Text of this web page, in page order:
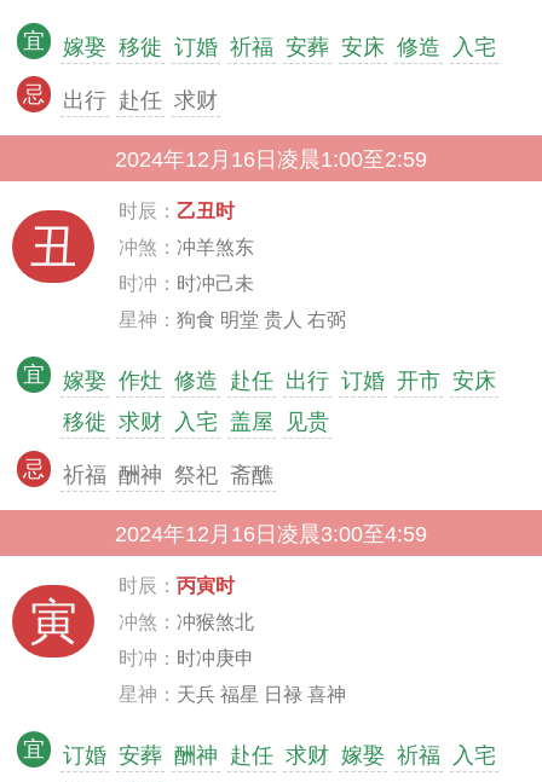
宜 嫁娶 移徙 订婚 祈福 安葬 安床 修造 入宅
忌 出行 赴任 求财
2024年12月16日凌晨1:00至2:59
丑
时辰： 乙丑时
冲煞： 冲羊煞东
时冲： 时冲己未
星神： 狗食 明堂 贵人 右弼
宜 嫁娶 作灶 修造 赴任 出行 订婚 开市 安床
移徙 求财 入宅 盖屋 见贵
忌 祈福 酬神 祭祀 斋醮
2024年12月16日凌晨3:00至4:59
寅
时辰： 丙寅时
冲煞： 冲猴煞北
时冲： 时冲庚申
星神： 天兵 福星 日禄 喜神
宜 订婚 安葬 酬神 赴任 求财 嫁娶 祈福
入宅